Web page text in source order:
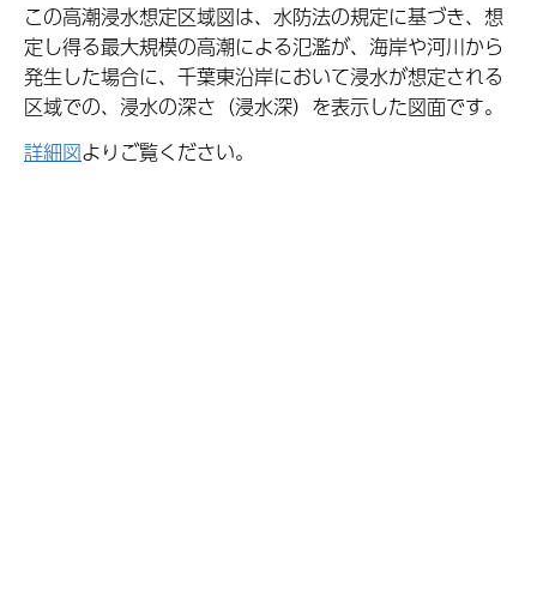
この高潮浸水想定区域図は、水防法の規定に基づき、想
定し得る最大規模の高潮による氾濫が、海岸や河川から
発生した場合に、千葉東沿岸において浸水が想定される
区域での、浸水の深さ（浸水深）を表示した図面です。
詳細図よりご覧ください。